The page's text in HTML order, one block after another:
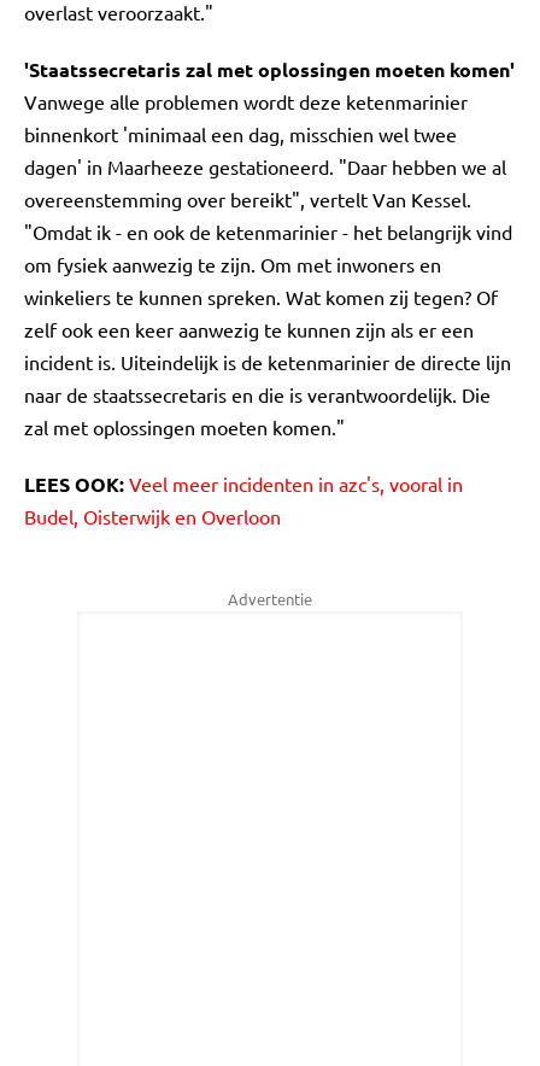
overlast veroorzaakt."
'Staatssecretaris zal met oplossingen moeten komen'
Vanwege alle problemen wordt deze ketenmarinier
binnenkort 'minimaal een dag, misschien wel twee
dagen' in Maarheeze gestationeerd. "Daar hebben we al
overeenstemming over bereikt", vertelt Van Kessel.
"Omdat ik - en ook de ketenmarinier - het belangrijk vind
om fysiek aanwezig te zijn. Om met inwoners en
winkeliers te kunnen spreken. Wat komen zij tegen? Of
zelf ook een keer aanwezig te kunnen zijn als er een
incident is. Uiteindelijk is de ketenmarinier de directe lijn
naar de staatssecretaris en die is verantwoordelijk. Die
zal met oplossingen moeten komen."
LEES OOK: Veel meer incidenten in azc's, vooral in
Budel, Oisterwijk en Overloon
Advertentie